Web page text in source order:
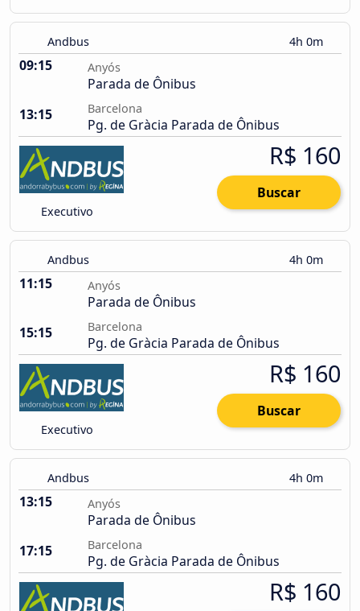
Andbus 4h 0m
09:15 Anyós
Parada de Ônibus
13:15
Barcelona
Pg. de Gràcia Parada de Ônibus
Executivo
R$ 160
Buscar
Andbus 4h 0m
11:15 Anyós
Parada de Ônibus
15:15
Barcelona
Pg. de Gràcia Parada de Ônibus
Executivo
R$ 160
Buscar
Andbus 4h 0m
13:15 Anyós
Parada de Ônibus
17:15
Barcelona
Pg. de Gràcia Parada de Ônibus
R$ 160